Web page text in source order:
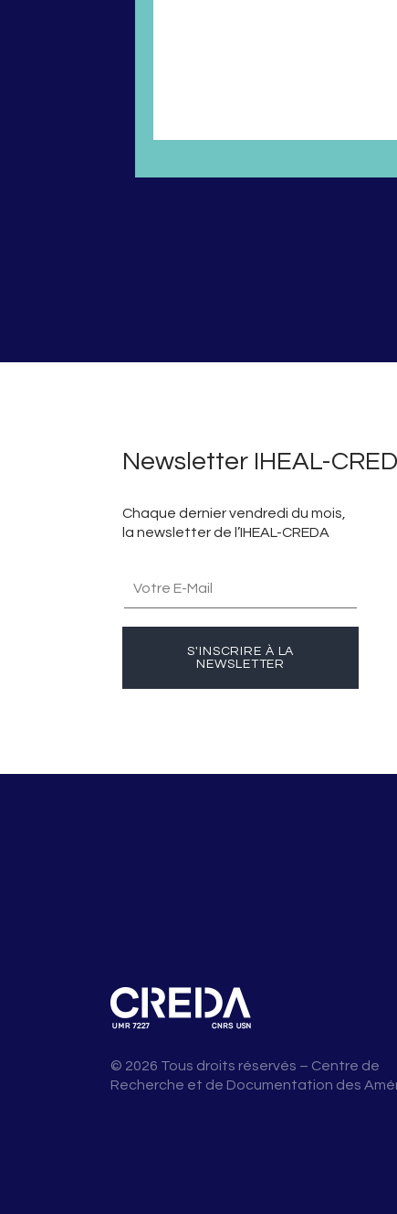
Newsletter IHEAL-
Chaque dernier vendredi du mois,
la newsletter de l’IHEAL-CREDA
S'INSCRIRE À LA
NEWSLETTER
© 2026 Tous droits réservés – Centre de
Recherche et de Documentation des